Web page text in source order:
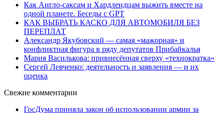
Как Англо-саксам и Хардлендцам выжить вместе на
одной планете. Беседы с GPT
КАК ВЫБРАТЬ КАСКО ДЛЯ АВТОМОБИЛЯ БЕЗ
ПЕРЕПЛАТ
Александр Якубовский — самая «мажорная» и
конфликтная фигура в ряду депутатов Прибайкалья
Мария Василькова: привнесённая сверху «технократка»
Сергей Левченко: деятельность и заявления — и их
оценка
Свежие комментарии
ГосДума приняла закон об использовании армии за